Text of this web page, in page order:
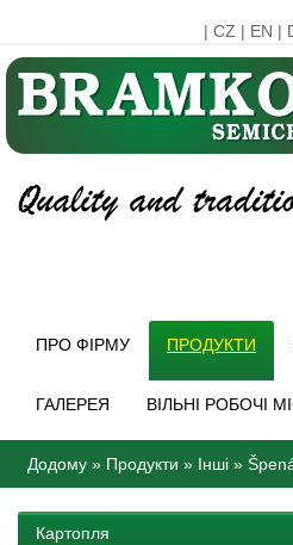
| CZ | EN |
ПРО ФІРМУ ПРОДУКТИ
ГАЛЕРЕЯ ВІЛЬНІ РОБОЧІ
Додому » Продукти » Іншi »
Картопля